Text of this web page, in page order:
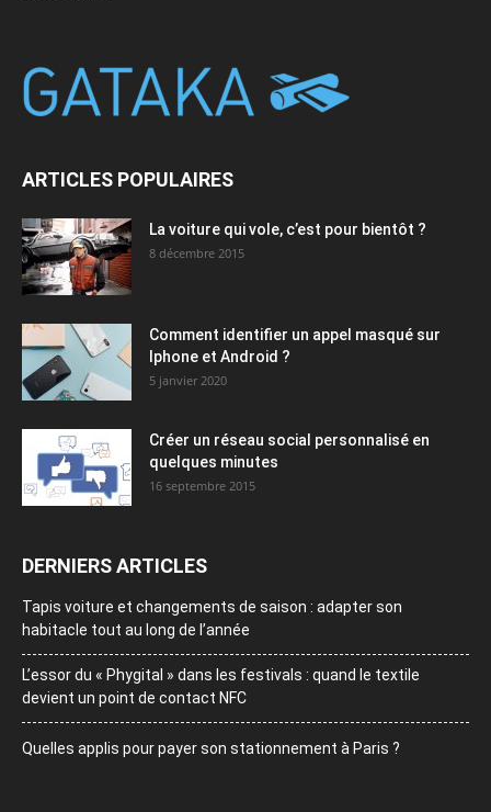
ARTICLES POPULAIRES
La voiture qui vole, c’est pour bientôt ?
8 décembre 2015
Comment identifier un appel masqué sur
Iphone et Android ?
5 janvier 2020
Créer un réseau social personnalisé en
quelques minutes
16 septembre 2015
DERNIERS ARTICLES
Tapis voiture et changements de saison : adapter son
habitacle tout au long de l’année
L’essor du « Phygital » dans les festivals : quand le textile
devient un point de contact NFC
Quelles applis pour payer son stationnement à Paris ?